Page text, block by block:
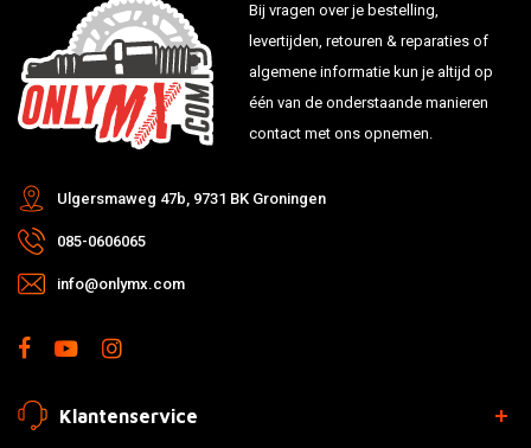
Bij vragen over je bestelling,
levertijden, retouren & reparaties of
algemene informatie kun je altijd op
één van de onderstaande manieren
contact met ons opnemen.
Ulgersmaweg 47b, 9731 BK Groningen
085-0606065
info@onlymx.com
Klantenservice